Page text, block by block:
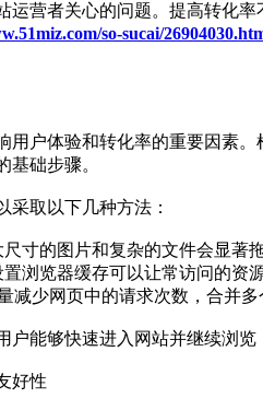
运营者关心的问题。提高转化
so-sucai/
用户体验和转化率的重要因素
基础步骤。
采取以下几种方法：
寸的图片和复杂的文件会显著
浏览器缓存可以让常访问的资
减少网页中的请求次数，合并多
户能够快速进入网站并继续浏览
好性